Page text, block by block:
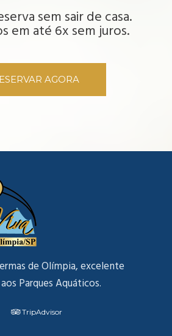
sem sair de casa.
em até 6x sem juros.
AGORA
de Olímpia, excelente
Parques Aquáticos.
TripAdvisor